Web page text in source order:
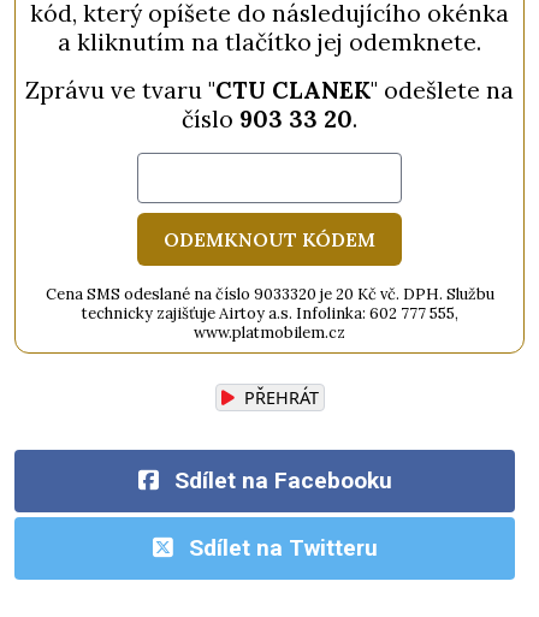
kód, který opíšete do následujícího okénka
a kliknutím na tlačítko jej odemknete.
Zprávu ve tvaru "CTU CLANEK" odešlete na
číslo 903 33 20.
ODEMKNOUT KÓDEM
Cena SMS odeslané na číslo 9033320 je 20 Kč vč. DPH. Službu
technicky zajišťuje Airtoy a.s. Infolinka: 602 777 555,
www.platmobilem.cz
PŘEHRÁT
Sdílet na Facebooku
Sdílet na Twitteru